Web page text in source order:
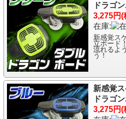
ドラゴ
3,275円(
在庫:
新感覚ス
立ボード
流れるよ
う！
新感覚
ドラゴ
3,275円(